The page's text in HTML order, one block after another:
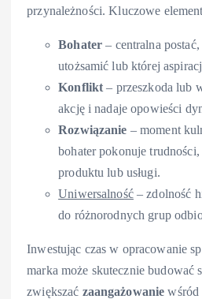
przynależności. Kluczowe
Bohater – centralna
utożsamić lub której
Konflikt – przeszkoda lub
akcję i nadaje opowieści
Rozwiązanie – moment
bohater pokonuje trudności,
produktu lub usługi.
Uniwersalność– zdolność
do różnorodnych grup
Inwestując czas w opracowanie
marka może skutecznie budować
zwiększać zaangażowanie wśród